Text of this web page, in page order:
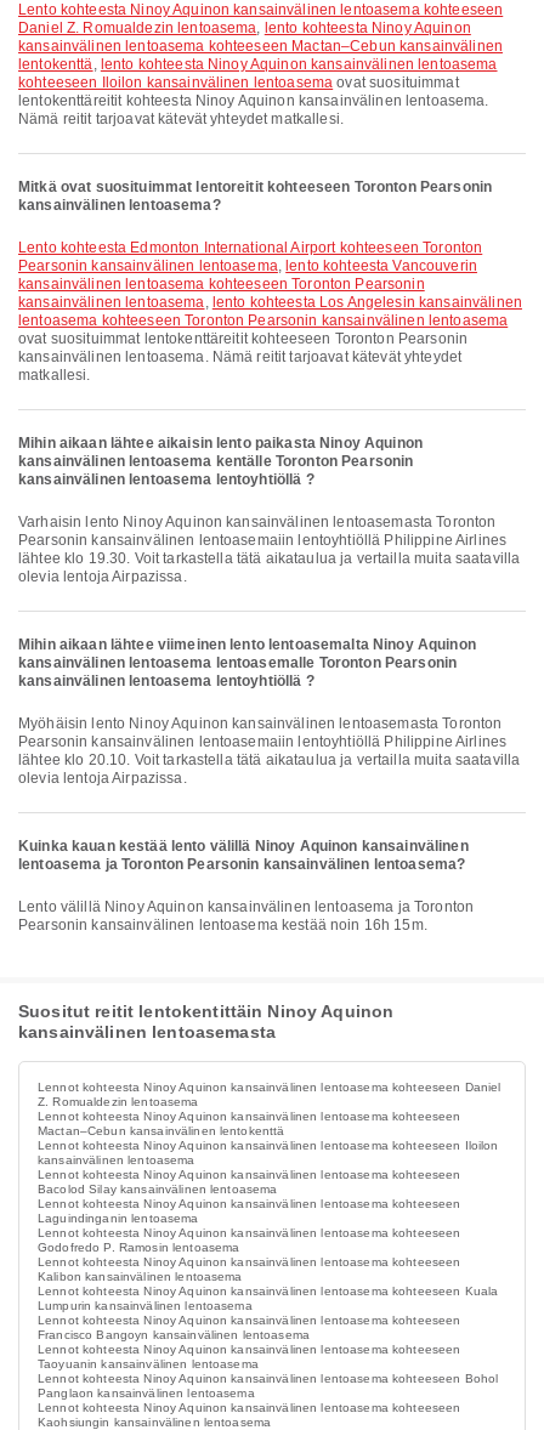
lento kohteesta Ninoy Aquinon kansainvälinen lentoasema kohteeseen
Daniel Z. Romualdezin lentoasema, lento kohteesta Ninoy Aquinon
kansainvälinen lentoasema kohteeseen Mactan–Cebun kansainvälinen
lentokenttä, lento kohteesta Ninoy Aquinon kansainvälinen lentoasema
kohteeseen Iloilon kansainvälinen lentoasema ovat suosituimmat
lentokenttäreitit kohteesta Ninoy Aquinon kansainvälinen lentoasema.
Nämä reitit tarjoavat kätevät yhteydet matkallesi.
Mitkä ovat suosituimmat lentoreitit kohteeseen Toronton Pearsonin
kansainvälinen lentoasema?
lento kohteesta Edmonton International Airport kohteeseen Toronton
Pearsonin kansainvälinen lentoasema, lento kohteesta Vancouverin
kansainvälinen lentoasema kohteeseen Toronton Pearsonin
kansainvälinen lentoasema, lento kohteesta Los Angelesin kansainvälinen
lentoasema kohteeseen Toronton Pearsonin kansainvälinen lentoasema
ovat suosituimmat lentokenttäreitit kohteeseen Toronton Pearsonin
kansainvälinen lentoasema. Nämä reitit tarjoavat kätevät yhteydet
matkallesi.
Mihin aikaan lähtee aikaisin lento paikasta Ninoy Aquinon
kansainvälinen lentoasema kentälle Toronton Pearsonin
kansainvälinen lentoasema lentoyhtiöllä ?
Varhaisin lento Ninoy Aquinon kansainvälinen lentoasemasta Toronton
Pearsonin kansainvälinen lentoasemaiin lentoyhtiöllä Philippine Airlines
lähtee klo 19.30. Voit tarkastella tätä aikataulua ja vertailla muita saatavilla
olevia lentoja Airpazissa.
Mihin aikaan lähtee viimeinen lento lentoasemalta Ninoy Aquinon
kansainvälinen lentoasema lentoasemalle Toronton Pearsonin
kansainvälinen lentoasema lentoyhtiöllä ?
Myöhäisin lento Ninoy Aquinon kansainvälinen lentoasemasta Toronton
Pearsonin kansainvälinen lentoasemaiin lentoyhtiöllä Philippine Airlines
lähtee klo 20.10. Voit tarkastella tätä aikataulua ja vertailla muita saatavilla
olevia lentoja Airpazissa.
Kuinka kauan kestää lento välillä Ninoy Aquinon kansainvälinen
lentoasema ja Toronton Pearsonin kansainvälinen lentoasema?
Lento välillä Ninoy Aquinon kansainvälinen lentoasema ja Toronton
Pearsonin kansainvälinen lentoasema kestää noin 16h 15m.
Suositut reitit lentokentittäin Ninoy Aquinon
kansainvälinen lentoasemasta
Lennot kohteesta Ninoy Aquinon kansainvälinen lentoasema kohteeseen Daniel
Z. Romualdezin lentoasema
Lennot kohteesta Ninoy Aquinon kansainvälinen lentoasema kohteeseen
Mactan–Cebun kansainvälinen lentokenttä
Lennot kohteesta Ninoy Aquinon kansainvälinen lentoasema kohteeseen Iloilon
kansainvälinen lentoasema
Lennot kohteesta Ninoy Aquinon kansainvälinen lentoasema kohteeseen
Bacolod Silay kansainvälinen lentoasema
Lennot kohteesta Ninoy Aquinon kansainvälinen lentoasema kohteeseen
Laguindinganin lentoasema
Lennot kohteesta Ninoy Aquinon kansainvälinen lentoasema kohteeseen
Godofredo P. Ramosin lentoasema
Lennot kohteesta Ninoy Aquinon kansainvälinen lentoasema kohteeseen
Kalibon kansainvälinen lentoasema
Lennot kohteesta Ninoy Aquinon kansainvälinen lentoasema kohteeseen Kuala
Lumpurin kansainvälinen lentoasema
Lennot kohteesta Ninoy Aquinon kansainvälinen lentoasema kohteeseen
Francisco Bangoyn kansainvälinen lentoasema
Lennot kohteesta Ninoy Aquinon kansainvälinen lentoasema kohteeseen
Taoyuanin kansainvälinen lentoasema
Lennot kohteesta Ninoy Aquinon kansainvälinen lentoasema kohteeseen Bohol
Panglaon kansainvälinen lentoasema
Lennot kohteesta Ninoy Aquinon kansainvälinen lentoasema kohteeseen
Kaohsiungin kansainvälinen lentoasema